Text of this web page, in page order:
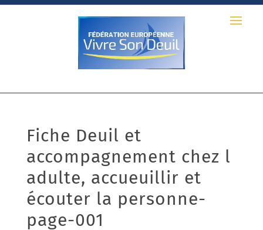
Fiche Deuil et
accompagnement chez l
adulte, accueuillir et
écouter la personne-
page-001